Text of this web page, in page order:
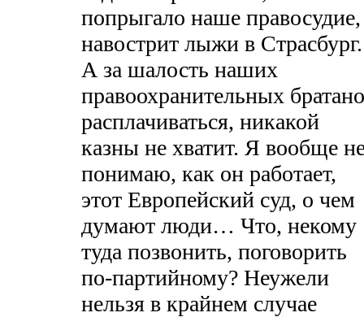
попрыгало наше правосудие,
навострит лыжи в Страсбург.
А за шалость наших
правоохранительных
расплачиваться, никакой
казны не хватит. Я вообще
понимаю, как он работает,
этот Европейский суд, о чем
думают люди… Что, некому
туда позвонить, поговорить
по-партийному? Неужели
нельзя в крайнем случае